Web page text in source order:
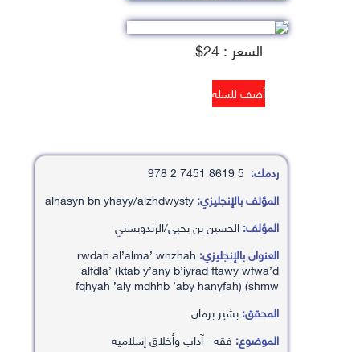
السعر : 24$
ردمك:
المؤلف بالإنجليزي:
المؤلف:الحسين بن يحيى/الزندويستي
العنوان بالإنجليزي: rwdah al’alma’ wnzhah
alfdla’ (ktab y’any b’iyrad ftawy wfwa’d
fqhyah ’aly mdhhb ’aby hanyfah) (shmw
المحقق:بشير برمان
الموضوع: فقه - آداب وأخلاق إسلامية